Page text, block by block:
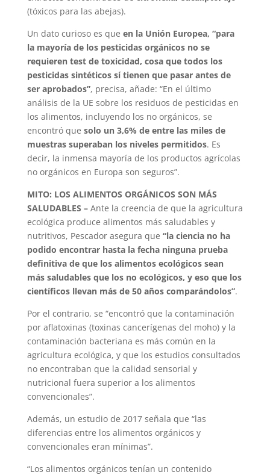
(tóxicos para las abejas).
Un dato curioso es que en la Unión Europea, “para
la mayoría de los pesticidas orgánicos no se
requieren test de toxicidad, cosa que todos los
pesticidas sintéticos sí tienen que pasar antes de
ser aprobados”, precisa, añade: “En el último
análisis de la UE sobre los residuos de pesticidas en
los alimentos, incluyendo los no orgánicos, se
encontró que solo un 3,6% de entre las miles de
muestras superaban los niveles permitidos. Es
decir, la inmensa mayoría de los productos agrícolas
no orgánicos en Europa son seguros”.
MITO: LOS ALIMENTOS ORGÁNICOS SON MÁS
SALUDABLES – Ante la creencia de que la agricultura
ecológica produce alimentos más saludables y
nutritivos, Pescador asegura que “la ciencia no ha
podido encontrar hasta la fecha ninguna prueba
definitiva de que los alimentos ecológicos sean
más saludables que los no ecológicos, y eso que los
científicos llevan más de 50 años comparándolos”.
Por el contrario, se “encontró que la contaminación
por aflatoxinas (toxinas cancerígenas del moho) y la
contaminación bacteriana es más común en la
agricultura ecológica, y que los estudios consultados
no encontraban que la calidad sensorial y
nutricional fuera superior a los alimentos
convencionales”.
Además, un estudio de 2017 señala que “las
diferencias entre los alimentos orgánicos y
convencionales eran mínimas”.
“Los alimentos orgánicos tenían un contenido